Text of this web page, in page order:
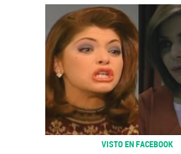
VISTO EN FACEBOOK